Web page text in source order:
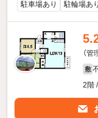
駐車場あり 駐輪場あり
（管
敷
2階